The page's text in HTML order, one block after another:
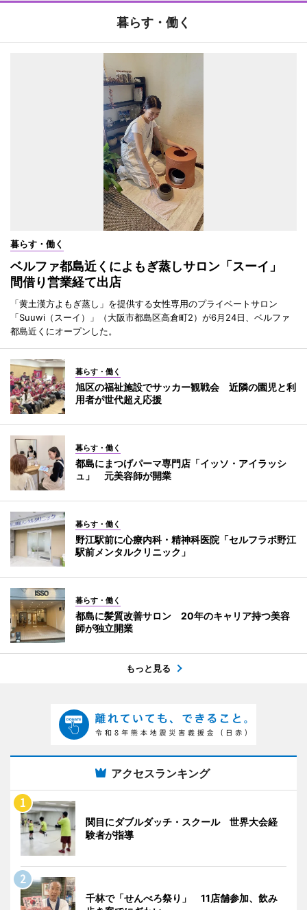
暮らす・働く
暮らす・働く
ベルファ都島近くによもぎ蒸しサロン「スーイ」
間借り営業経て出店
「黄土漢方よもぎ蒸し」を提供する女性専用のプライベートサロン
「Suuwi（スーイ）」（大阪市都島区高倉町2）が6月24日、ベルファ
都島近くにオープンした。
暮らす・働く
旭区の福祉施設でサッカー観戦会 近隣の園児と利
用者が世代超え応援
暮らす・働く
都島にまつげパーマ専門店「イッソ・アイラッシ
ュ」 元美容師が開業
暮らす・働く
野江駅前に心療内科・精神科医院「セルフラボ野江
駅前メンタルクリニック」
暮らす・働く
都島に髪質改善サロン 20年のキャリア持つ美容
師が独立開業
もっと見る
アクセスランキング
関目にダブルダッチ・スクール 世界大会経
験者が指導
千林で「せんべろ祭り」 11店舗参加、飲み